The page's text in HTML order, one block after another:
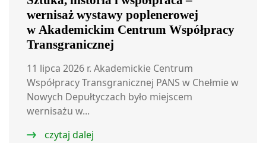
wernisaż wystawy poplenerowej
w Akademickim Centrum Współpracy
Transgranicznej
11 lipca 2026 r. Akademickie Centrum
Współpracy Transgranicznej PANS w Chełmie w
Nowych Depułtyczach było miejscem
wernisażu w...
czytaj dalej